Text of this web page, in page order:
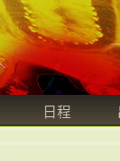
日程